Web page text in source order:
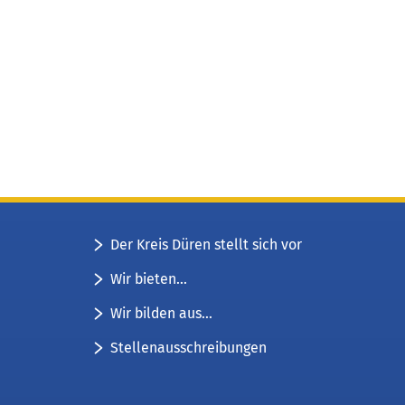
Der Kreis Düren stellt sich vor
Wir bieten...
Wir bilden aus...
Stellenausschreibungen